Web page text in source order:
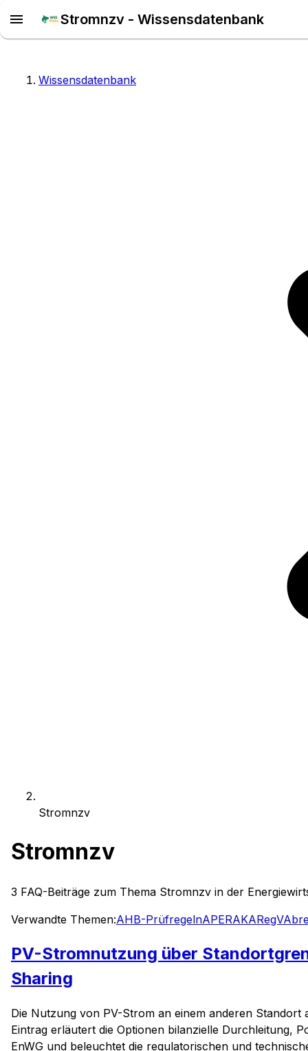
Stromnzv - Wissensdatenbank
Wissensdatenbank
Stromnzv
Stromnzv
3 FAQ-Beiträge zum Thema Stromnzv in der
Verwandte Themen:AHB-PrüfregelnAPERAKARegV
PV-Stromnutzung über
Sharing
Die Nutzung von PV-Strom an einem anderen
Eintrag erläutert die Optionen bilanzielle Durchleitung,
EnWG und beleuchtet die regulatorischen und